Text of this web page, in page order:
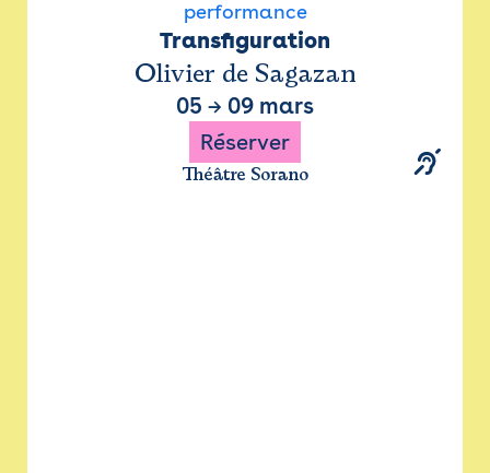
performance
Transfiguration
Olivier de Sagazan
05 → 09 mars
Réserver
Théâtre Sorano